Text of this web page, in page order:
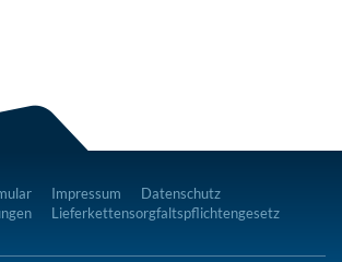
Impressum
Datenschutz
Lieferkettensorgfaltspflichtengesetz